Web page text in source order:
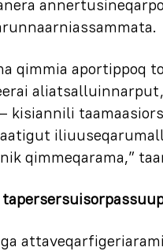
qimmia aportippoq
kisiannili
qimmeqarama,”